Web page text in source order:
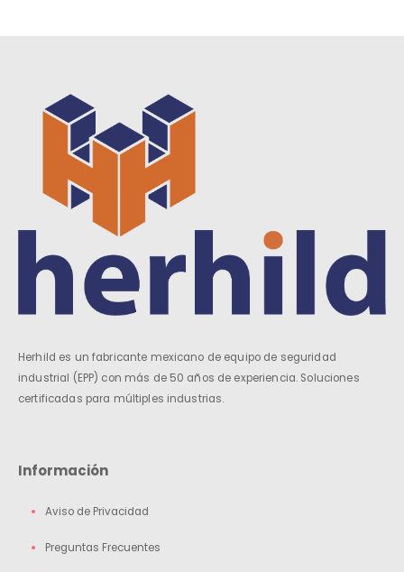
Herhild es un fabricante mexicano de equipo de seguridad
industrial (EPP) con más de 50 años de experiencia. Soluciones
certificadas para múltiples industrias.
Información
Aviso de Privacidad
Preguntas Frecuentes